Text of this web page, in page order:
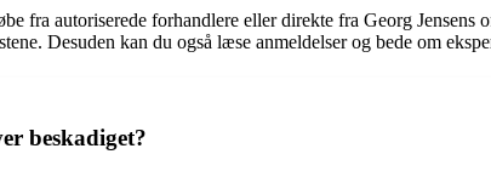
fra autoriserede forhandlere eller direkte fra Georg
Desuden kan du også læse anmeldelser og bede om
beskadiget?